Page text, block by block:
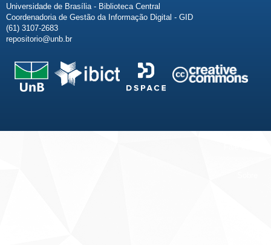
Universidade de Brasília - Biblioteca Central
Coordenadoria de Gestão da Informação Digital - GID
(61) 3107-2683
repositorio@unb.br